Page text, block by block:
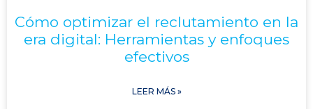
Cómo optimizar el reclutamiento en la
era digital: Herramientas y enfoques
efectivos
LEER MÁS »